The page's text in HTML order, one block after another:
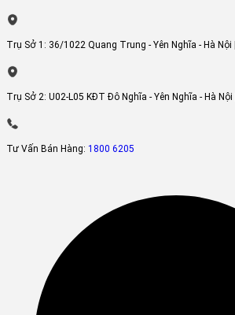
Trụ Sở 1: 36/1022 Quang Trung - Yên Nghĩa - Hà Nội |
Trụ Sở 2: U02-L05 KĐT Đô Nghĩa - Yên Nghĩa - Hà Nội |
Tư Vấn Bán Hàng: 1800 6205